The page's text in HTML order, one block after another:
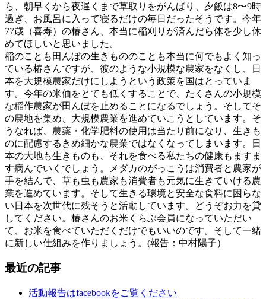
ら、朝早くから夜遅くまで草取りをがんばり、夕飯は8〜9時
過ぎ、お風呂に入って寝るだけの毎日だったそうです。今年
77歳（喜寿）の椿さん、本当に稲刈りが済んだら体を少し休
めてほしいと思いました。
稲のことも田んぼの生きもののことも本当に何でもよく知っ
ている椿さんですが、彼のような小規模な農家をなくし、日
本を大規模農家だけにしようという政策を国はとっていま
す。今年の米価をとても低くすることで、たくさんの小規模
な稲作農家が田んぼを止めることになるでしょう。そしてそ
の農地を集め、大規模農業を進めていこうとしています。そ
うなれば、農薬・化学肥料の使用は当たり前になり、生きも
のに配慮するきめ細かな農業ではなくなってしまいます。日
本の大地も生きものも、それを食べる私たちの健康もますま
す病んでいくでしょう。メダカのがっこうは消費者と農家が
手を結んで、草も虫も農家も消費者も元気に生きていける農
業を進めています。そして生きる環境と安全な食料に困らな
い日本を次世代に残そうと活動しています。どうぞお力を貸
してください。椿さんのお米くらぶ会員になっていただい
て、お米を食べていただくだけでもいいのです。そして一緒
に新しい仕組みを作りましょう。(報告：中村陽子）
最近の記事
活動報告はfacebookをご覧ください